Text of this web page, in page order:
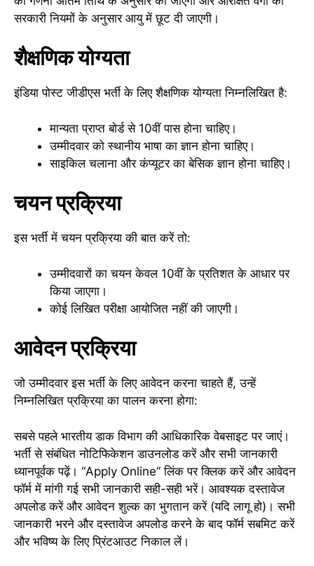
सरकारी नियमों के अनुसार आयु में छूट दी जाएगी।
शैक्षणिक योग्यता
इंडिया पोस्ट जीडीएस भर्ती के लिए शैक्षणिक योग्यता निम्नलिखित है:
मान्यता प्राप्त बोर्ड से 10वीं पास होना चाहिए।
उम्मीदवार को स्थानीय भाषा का ज्ञान होना चाहिए।
साइकिल चलाना और कंप्यूटर का बेसिक ज्ञान होना चाहिए।
चयन प्रक्रिया
इस भर्ती में चयन प्रक्रिया की बात करें तो:
उम्मीदवारों का चयन केवल 10वीं के प्रतिशत के आधार पर
किया जाएगा।
कोई लिखित परीक्षा आयोजित नहीं की जाएगी।
आवेदन प्रक्रिया
जो उम्मीदवार इस भर्ती के लिए आवेदन करना चाहते हैं, उन्हें
निम्नलिखित प्रक्रिया का पालन करना होगा:
सबसे पहले भारतीय डाक विभाग की आधिकारिक वेबसाइट पर जाएं।
भर्ती से संबंधित नोटिफिकेशन डाउनलोड करें और सभी जानकारी
ध्यानपूर्वक पढ़ें। “Apply Online” लिंक पर क्लिक करें और आवेदन
फॉर्म में मांगी गई सभी जानकारी सही-सही भरें। आवश्यक दस्तावेज
अपलोड करें और आवेदन शुल्क का भुगतान करें (यदि लागू हो)। सभी
जानकारी भरने और दस्तावेज अपलोड करने के बाद फॉर्म सबमिट करें
और भविष्य के लिए प्रिंटआउट निकाल लें।